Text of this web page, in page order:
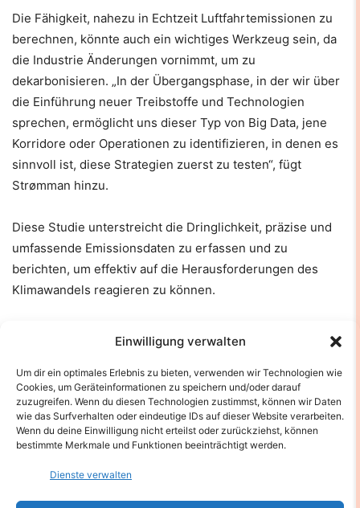
Einwilligung verwalten
Um dir ein optimales Erlebnis zu bieten, verwenden wir Technologien wie
Cookies, um Geräteinformationen zu speichern und/oder darauf
zuzugreifen. Wenn du diesen Technologien zustimmst, können wir Daten
wie das Surfverhalten oder eindeutige IDs auf dieser Website verarbeiten.
Wenn du deine Einwilligung nicht erteilst oder zurückziehst, können
bestimmte Merkmale und Funktionen beeinträchtigt werden.
Dienste verwalten
Die Fähigkeit, nahezu in Echtzeit Luftfahrtemissionen zu
berechnen, könnte auch ein wichtiges Werkzeug sein, da
die Industrie Änderungen vornimmt, um zu
dekarbonisieren. „In der Übergangsphase, in der wir über
die Einführung neuer Treibstoffe und Technologien
sprechen, ermöglicht uns dieser Typ von Big Data, jene
Korridore oder Operationen zu identifizieren, in denen es
sinnvoll ist, diese Strategien zuerst zu testen“, fügt
Strømman hinzu.
Diese Studie unterstreicht die Dringlichkeit, präzise und
umfassende Emissionsdaten zu erfassen und zu
berichten, um effektiv auf die Herausforderungen des
Klimawandels reagieren zu können.
Jan Klenner, Helene Muri, Anders H
Strømman.Domestic and international aviation
emission inventories for the UNFCCC
parties.Environmental Research Letters, 2024; 19 (5):